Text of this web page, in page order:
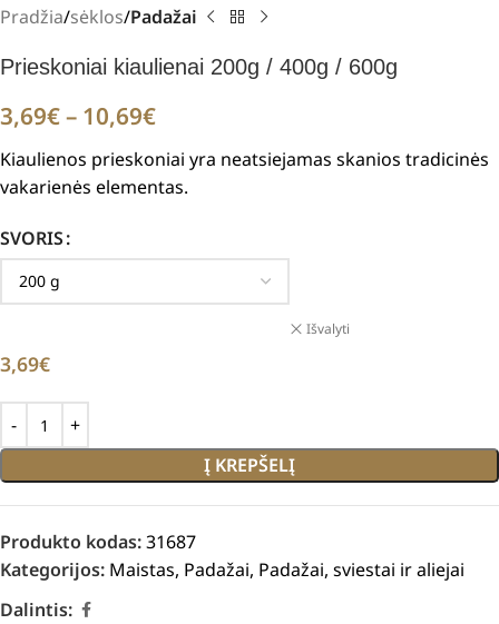
Pradžia sėklos Padažai
Prieskoniai kiaulienai 200g / 400g / 600g
3,69€– 10,69€
Kiaulienos prieskoniai yra neatsiejamas skanios tradicinės
vakarienės elementas.
SVORIS
Išvalyti
3,69€
Į KREPŠELĮ
Produkto kodas:31687
Kategorijos: Maistas, Padažai, Padažai, sviestai ir aliejai
Dalintis: